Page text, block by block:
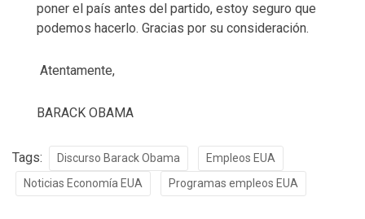
poner el país antes del partido, estoy seguro que
podemos hacerlo. Gracias por su consideración.
Atentamente,
BARACK OBAMA
Tags: Discurso Barack Obama
Empleos EUA
Noticias Economía EUA
Programas empleos EUA